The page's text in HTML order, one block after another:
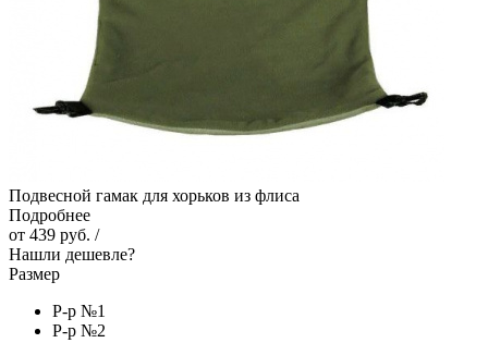
Подвесной гамак для хорьков из флиса
Подробнее
от 439 руб. /
Нашли дешевле?
Размер
Р-р №1
Р-р №2